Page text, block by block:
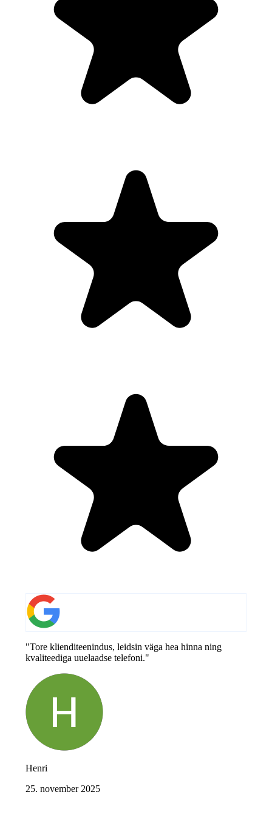
"Tore klienditeenindus, leidsin väga hea hinna ning
kvaliteediga uuelaadse telefoni."
Henri
25. november 2025